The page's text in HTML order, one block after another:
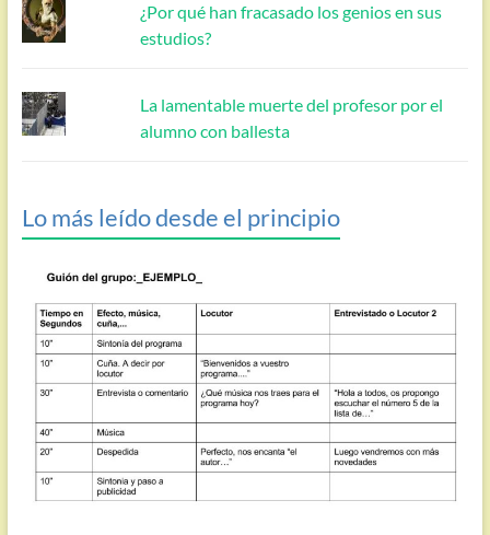
¿Por qué han fracasado los genios en sus
estudios?
La lamentable muerte del profesor por el
alumno con ballesta
Lo más leído desde el principio